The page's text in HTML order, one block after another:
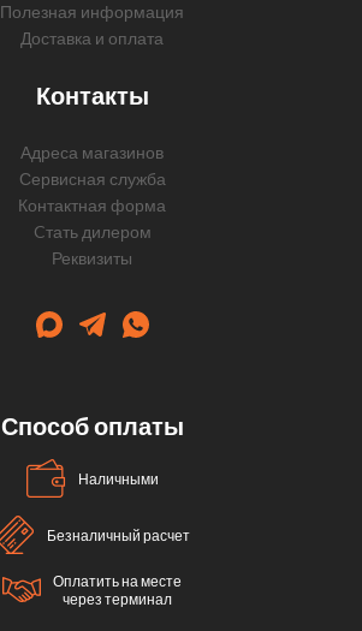
Полезная информация
Доставка и оплата
Контакты
Адреса магазинов
Сервисная служба
Контактная форма
Cтать дилером
Реквизиты
Способ оплаты
Наличными
Безналичный расчет
Оплатить на месте
через терминал